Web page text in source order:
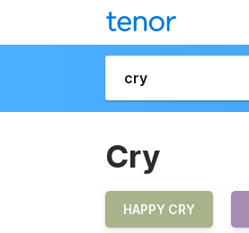
Cry
HAPPY CRY